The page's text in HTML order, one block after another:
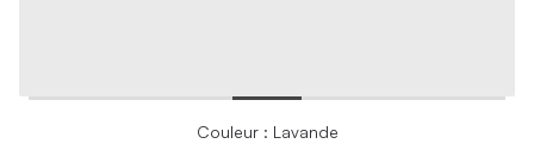
Couleur : Lavande